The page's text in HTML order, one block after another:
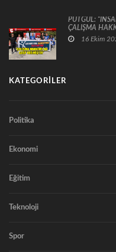
PUTGÜL:
ÇALIŞMA
16 Ekim
KATEGORILER
Politika
Ekonomi
Eğitim
Teknoloji
Spor